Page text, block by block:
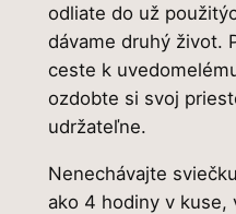
odliate do už
dávame druhý život.
ceste k
ozdobte si svoj
udržateľne.
Nenechávajte
ako 4 hodiny v kuse,